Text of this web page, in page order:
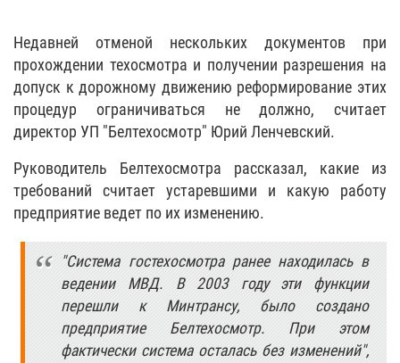
Недавней отменой нескольких документов при
прохождении техосмотра и получении разрешения на
допуск к дорожному движению реформирование этих
процедур ограничиваться не должно, считает
директор УП "Белтехосмотр" Юрий Ленчевский.
Руководитель Белтехосмотра рассказал, какие из
требований считает устаревшими и какую работу
предприятие ведет по их изменению.
"Система гостехосмотра ранее находилась в
ведении МВД. В 2003 году эти функции
перешли к Минтрансу, было создано
предприятие Белтехосмотр. При этом
фактически система осталась без изменений",